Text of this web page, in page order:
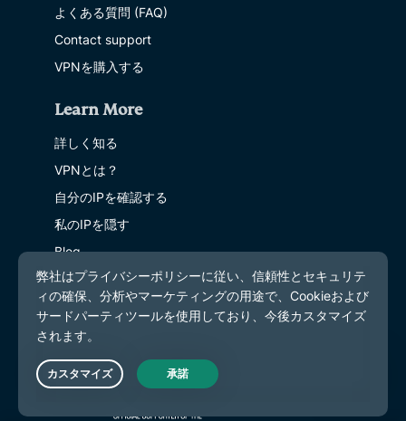
よくある質問 (FAQ)
Contact support
VPNを購入する
Learn More
詳しく知る
VPNとは？
自分のIPを確認する
私のIPを隠す
Blog